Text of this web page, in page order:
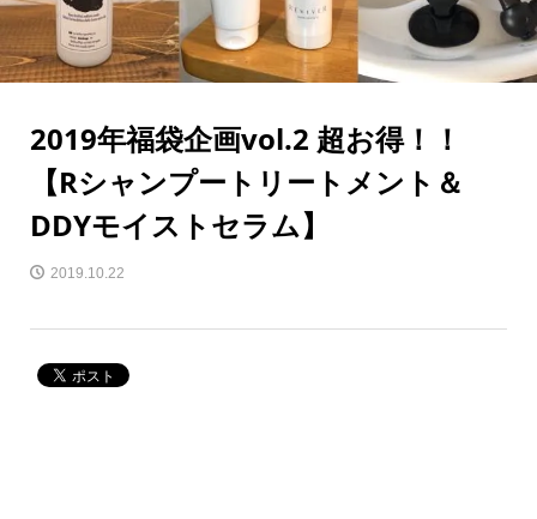
2019年福袋企画vol.2 超お得！！
【Rシャンプートリートメント＆
DDYモイストセラム】
2019.10.22